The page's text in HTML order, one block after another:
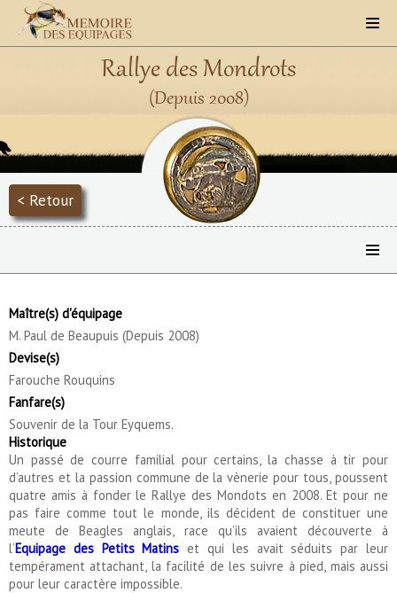
Rallye des Mondrots
(Depuis 2008)
< Retour
Maître(s) d'équipage
M. Paul de Beaupuis (Depuis 2008)
Devise(s)
Farouche Rouquins
Fanfare(s)
Souvenir de la Tour Eyquems.
Historique
Un passé de courre familial pour certains, la chasse à tir pour
d’autres et la passion commune de la vènerie pour tous, poussent
quatre amis à fonder le Rallye des Mondots en 2008. Et pour ne
pas faire comme tout le monde, ils décident de constituer une
meute de Beagles anglais, race qu’ils avaient découverte à
l’Equipage des Petits Matins et qui les avait séduits par leur
tempérament attachant, la facilité de les suivre à pied, mais aussi
pour leur caractère impossible.